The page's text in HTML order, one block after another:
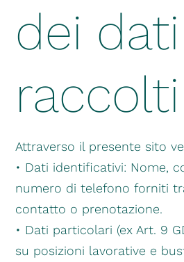
dei dati
raccolti
Attraverso il presente sito
• Dati identificativi: Nome,
numero di telefono forniti
contatto o prenotazione.
• Dati particolari (ex Art. 9
su posizioni lavorative e